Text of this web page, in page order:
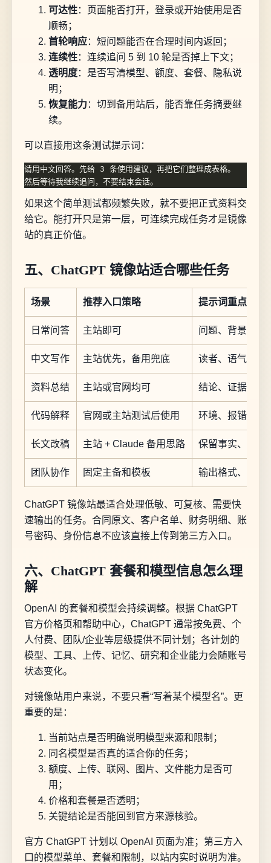
可达性：页面能否打开，登录或开始使用是否
顺畅；
首轮响应：短问题能否在合理时间内返回；
连续性：连续追问 5 到 10 轮是否掉上下文；
透明度：是否写清模型、额度、套餐、隐私说
明；
恢复能力：切到备用站后，能否靠任务摘要继
续。
可以直接用这条测试提示词：
如果这个简单测试都频繁失败，就不要把正式资料交
给它。能打开只是第一层，可连续完成任务才是镜像
站的真正价值。
五、ChatGPT 镜像站适合哪些任务
场景 推荐入口策略 提示词重点
日常问答 主站即可 问题、背景、期
中文写作 主站优先，备用兜底 读者、语气、结
资料总结 主站或官网均可 结论、证据、风
代码解释 官网或主站测试后使用 环境、报错、复
长文改稿 主站 + Claude 备用思路 保留事实、调整
团队协作 固定主备和模板 输出格式、责任
ChatGPT 镜像站最适合处理低敏、可复核、需要快
速输出的任务。合同原文、客户名单、财务明细、账
号密码、身份信息不应该直接上传到第三方入口。
六、ChatGPT 套餐和模型信息怎么理
解
OpenAI 的套餐和模型会持续调整。根据 ChatGPT
官方价格页和帮助中心，ChatGPT 通常按免费、个
人付费、团队/企业等层级提供不同计划；各计划的
模型、工具、上传、记忆、研究和企业能力会随账号
状态变化。
对镜像站用户来说，不要只看“写着某个模型名”。更
重要的是：
当前站点是否明确说明模型来源和限制；
同名模型是否真的适合你的任务；
额度、上传、联网、图片、文件能力是否可
用；
价格和套餐是否透明；
关键结论是否能回到官方来源核验。
官方 ChatGPT 计划以 OpenAI 页面为准；第三方入
口的模型菜单、套餐和限制，以站内实时说明为准。